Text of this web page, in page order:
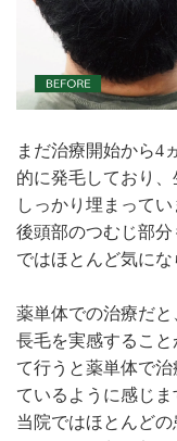
まだ治療開始から4
的に発毛しており
しっかり埋まってい
後頭部のつむじ部
ではほとんど気にな
薬単体での治療だ
長毛を実感すること
て行うと薬単体で
ているように感じま
当院ではほとんど